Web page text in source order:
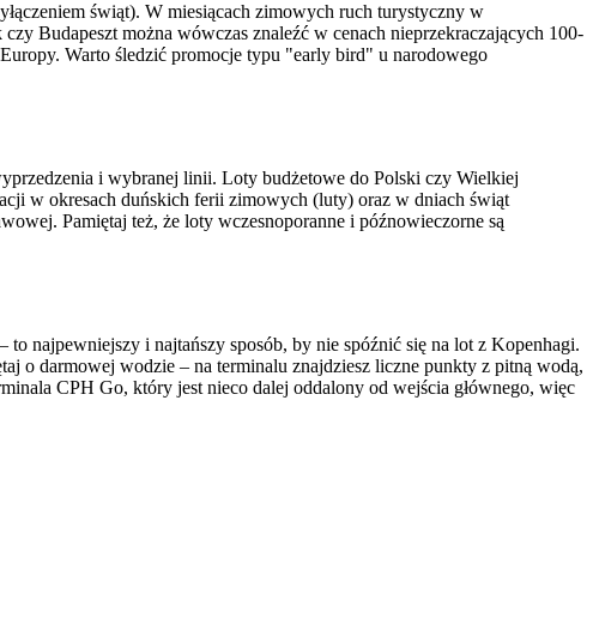
świąt). W miesiącach zimowych ruch turystyczny w
Budapeszt można wówczas znaleźć w cenach nieprzekraczających 100-
Warto śledzić promocje typu "early bird" u narodowego
i wybranej linii. Loty budżetowe do Polski czy Wielkiej
w okresach duńskich ferii zimowych (luty) oraz w dniach świąt
Pamiętaj też, że loty wczesnoporanne i późnowieczorne są
najpewniejszy i najtańszy sposób, by nie spóźnić się na lot z Kopenhagi.
o darmowej wodzie – na terminalu znajdziesz liczne punkty z pitną wodą,
CPH Go, który jest nieco dalej oddalony od wejścia głównego, więc